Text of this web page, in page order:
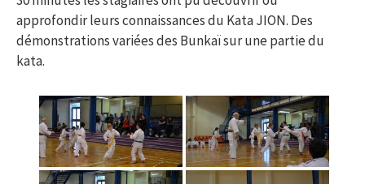
approfondir leurs connaissances du Kata JION. Des
démonstrations variées des Bunkaï sur une partie du
kata.